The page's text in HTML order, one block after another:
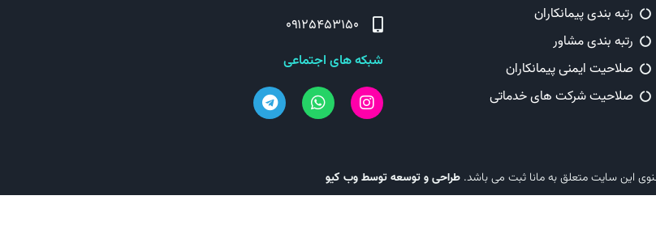
رتبه بندی پیمانکاران
رتبه بندی مشاور
صلاحیت ایمنی پیمانکاران
صلاحیت شرکت های خدماتی
۰۹۱۲۵۴۵۳۱۵۰
شبکه های اجتماعی
این سایت متعلق به مانا ثبت می باشد. طراحی و توسعه توسط وب کیو